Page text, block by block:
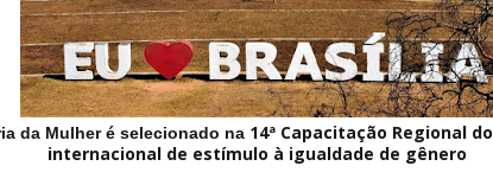
da Mulher é selecionado na 14ª Capacitação Regional
internacional de estímulo à igualdade de gênero